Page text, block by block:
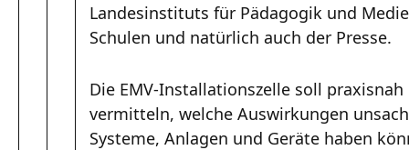
Landesinstituts für Pädagogik und
Schulen und natürlich auch der Presse.
Die EMV-Installationszelle soll
vermitteln, welche Auswirkungen
Systeme, Anlagen und Geräte haben